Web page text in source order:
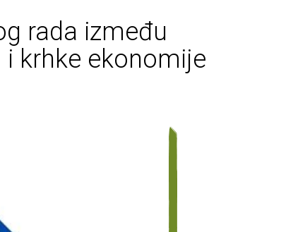
rada između
krhke ekonomije